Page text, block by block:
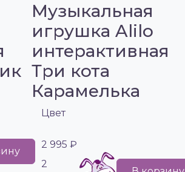
Музыкальная
игрушка Alilo
интерактивная
Три кота
Карамелька
Цвет
2 995 ₽
2